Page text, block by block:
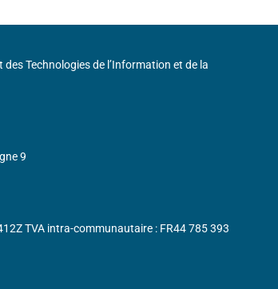
des Technologies de l’Information et de la
9
TVA intra-communautaire : FR44 785 393